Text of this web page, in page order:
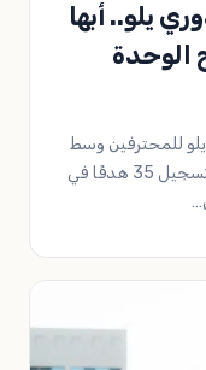
20 من دوري يلو.. أبها
الوحدة
للمحترفين وسط
طابع هجومي لافت، بعدما شهدت المباريات تسجيل 35 هدفًا في